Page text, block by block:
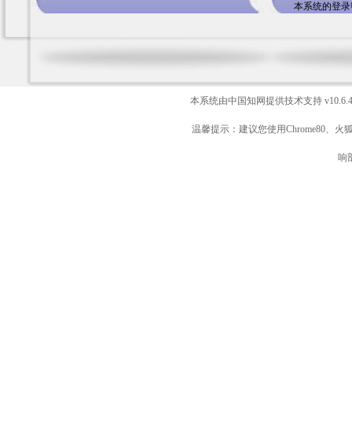
本系统的登
本系统由中国知网提供技术支持
温馨提示：建议您使用Chrome80、火
响